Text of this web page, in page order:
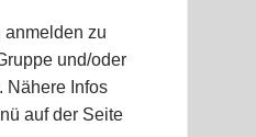
anmelden zu
und/oder
Nähere Infos
auf der Seite